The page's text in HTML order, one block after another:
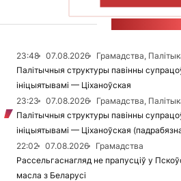
23:48 07.08.2026
Грамадства,
Палітычныя структуры павінны
ініцыятывамі — Ціханоўская
23:23
07.08.2026
Грамадства,
Палітычныя структуры павінны
ініцыятывамі — Ціханоўская
22:02
07.08.2026
Грамадства
Рассельгаснагляд не прапусціў у
масла з Беларусі